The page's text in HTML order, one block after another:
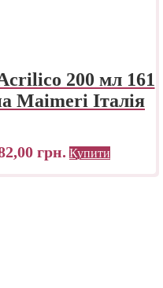
200 мл 161
Maimeri Італія
грн. Купити